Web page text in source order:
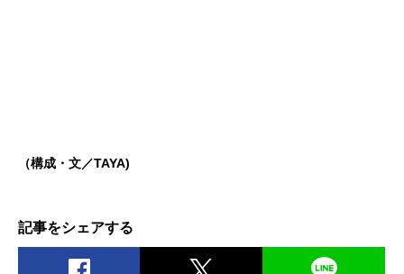
（構成・文／TAYA)
記事をシェアする